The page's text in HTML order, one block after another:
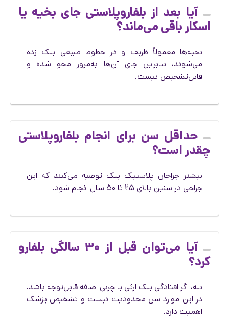
آیا بعد از بلفاروپلاستی جای بخیه یا
اسکار باقی می‌ماند؟
بخیه‌ها معمولاً ظریف و در خطوط طبیعی پلک زده
می‌شوند، بنابراین جای آن‌ها به‌مرور محو شده و
قابل‌تشخیص نیست.
حداقل سن برای انجام بلفاروپلاستی
چقدر است؟
بیشتر جراحان پلاستیک پلک توصیه می‌کنند که این
جراحی در سنین بالای ۲۵ تا ۵۰ سال انجام شود.
آیا می‌توان قبل از ۳۰ سالگی بلفارو
کرد؟
بله، اگر افتادگی پلک ارثی یا چربی اضافه قابل‌توجه باشد.
در این موارد سن محدودیت نیست و تشخیص پزشک
اهمیت دارد.